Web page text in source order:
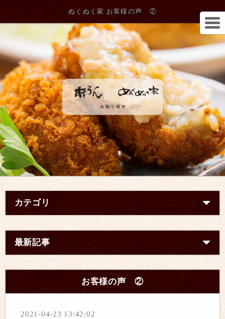
ぬくぬく家 お客様の声 ②
カテゴリ
最新記事
お客様の声 ②
2021-04-23 13:42:02